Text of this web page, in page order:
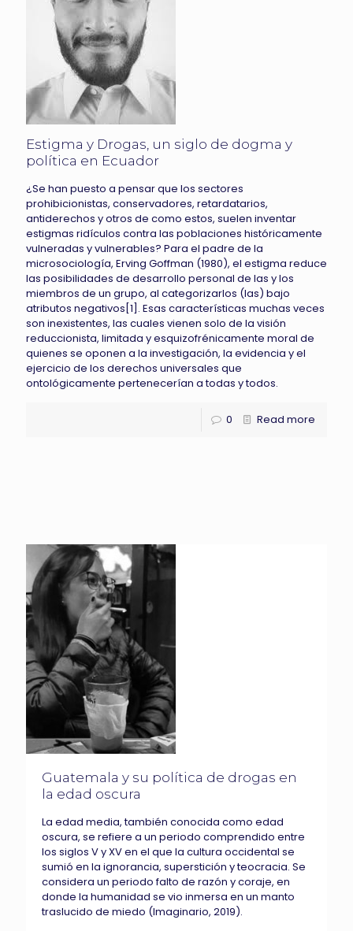
Estigma y Drogas, un siglo de dogma y
política en Ecuador
¿Se han puesto a pensar que los sectores
prohibicionistas, conservadores, retardatarios,
antiderechos y otros de como estos, suelen inventar
estigmas ridículos contra las poblaciones históricamente
vulneradas y vulnerables? Para el padre de la
microsociología, Erving Goffman (1980), el estigma reduce
las posibilidades de desarrollo personal de las y los
miembros de un grupo, al categorizarlos (las) bajo
atributos negativos[1]. Esas características muchas veces
son inexistentes, las cuales vienen solo de la visión
reduccionista, limitada y esquizofrénicamente moral de
quienes se oponen a la investigación, la evidencia y el
ejercicio de los derechos universales que
ontológicamente pertenecerían a todas y todos.
0 Read more
Guatemala y su política de drogas en
la edad oscura
La edad media, también conocida como edad
oscura, se refiere a un periodo comprendido entre
los siglos V y XV en el que la cultura occidental se
sumió en la ignorancia, superstición y teocracia. Se
considera un periodo falto de razón y coraje, en
donde la humanidad se vio inmersa en un manto
traslucido de miedo (Imaginario, 2019).